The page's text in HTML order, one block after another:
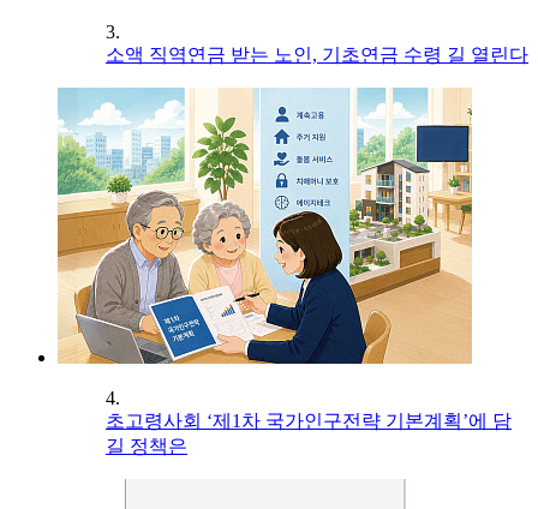
3.
소액 직역연금 받는 노인, 기초연금 수령 길 열린다
4.
초고령사회 ‘제1차 국가인구전략 기본계획’에 담
길 정책은